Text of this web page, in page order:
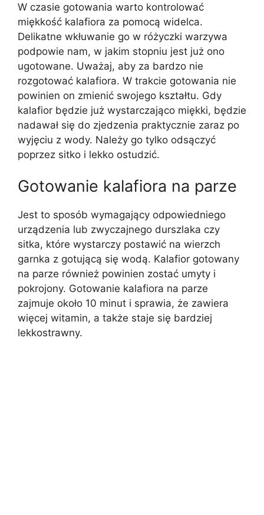
W czasie gotowania warto kontrolować
miękkość kalafiora za pomocą widelca.
Delikatne wkłuwanie go w różyczki warzywa
podpowie nam, w jakim stopniu jest już ono
ugotowane. Uważaj, aby za bardzo nie
rozgotować kalafiora. W trakcie gotowania nie
powinien on zmienić swojego kształtu. Gdy
kalafior będzie już wystarczająco miękki, będzie
nadawał się do zjedzenia praktycznie zaraz po
wyjęciu z wody. Należy go tylko odsączyć
poprzez sitko i lekko ostudzić.
Gotowanie kalafiora na parze
Jest to sposób wymagający odpowiedniego
urządzenia lub zwyczajnego durszlaka czy
sitka, które wystarczy postawić na wierzch
garnka z gotującą się wodą. Kalafior gotowany
na parze również powinien zostać umyty i
pokrojony. Gotowanie kalafiora na parze
zajmuje około 10 minut i sprawia, że zawiera
więcej witamin, a także staje się bardziej
lekkostrawny.